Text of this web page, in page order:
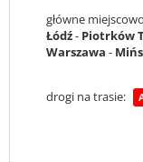
główne
Łódź- Piotrków
Warszawa -
drogi na trasie: